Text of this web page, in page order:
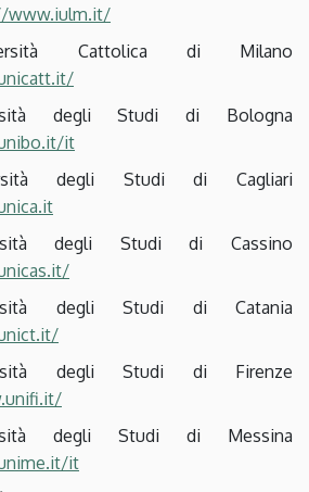
www.iulm.it/
Cattolica di Milano
degli Studi di Bologna
it
degli Studi di Cagliari
degli Studi di Cassino
degli Studi di Catania
degli Studi di Firenze
degli Studi di Messina
it